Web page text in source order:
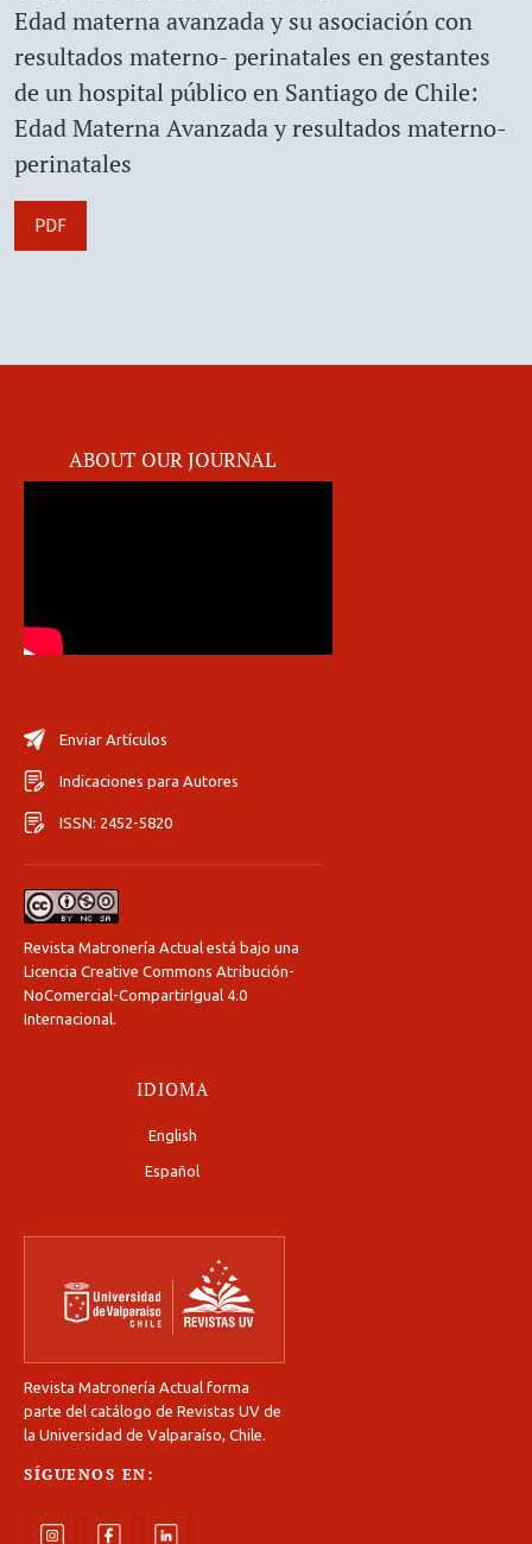
Edad materna avanzada y su asociación con
resultados materno- perinatales en gestantes
de un hospital público en Santiago de Chile:
Edad Materna Avanzada y resultados materno-
perinatales
PDF
ABOUT OUR JOURNAL
Enviar Artículos
Indicaciones para Autores
ISSN: 2452-5820
Revista Matronería Actual está bajo una
Licencia Creative Commons Atribución-
NoComercial-CompartirIgual 4.0
Internacional
IDIOMA
English
Español
Revista Matronería Actual forma
parte del catálogo de Revistas UV de
la Universidad de Valparaíso, Chile.
SÍGUENOS EN: